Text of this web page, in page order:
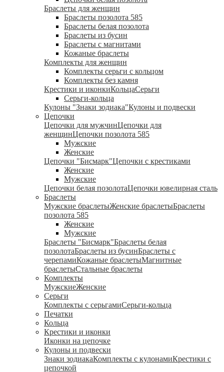
Браслеты для женщин
Браслеты позолота 585
Браслеты белая позолота
Браслеты из бусин
Браслеты с магнитами
Кожаные браслеты
Комплекты для женщин
Комплекты серьги с кольцом
Комплекты без камня
Крестики и иконкиКольцаСерьги
Серьги-кольца
Кулоны "Знаки зодиака"Кулоны и подвески
Цепочки
Цепочки для мужчинЦепочки для
женщинЦепочки позолота 585
Мужские
Женские
Цепочки "Бисмарк"Цепочки с крестиками
Женские
Мужские
Цепочки белая позолотаЦепочки ювелирная сталь
Браслеты
Мужские браслетыЖенские браслетыБраслеты
позолота 585
Женские
Мужские
Браслеты "Бисмарк"Браслеты белая
позолотаБраслеты из бусинБраслеты с
черепамиКожаные браслетыМагнитные
браслетыСтальные браслеты
Комплекты
МужскиеЖенские
Серьги
Комплекты с серьгамиСерьги-кольца
Печатки
Кольца
Крестики и иконки
Иконки на цепочке
Кулоны и подвески
Знаки зодиакаКомплекты с кулонамиКрестики с
цепочкой